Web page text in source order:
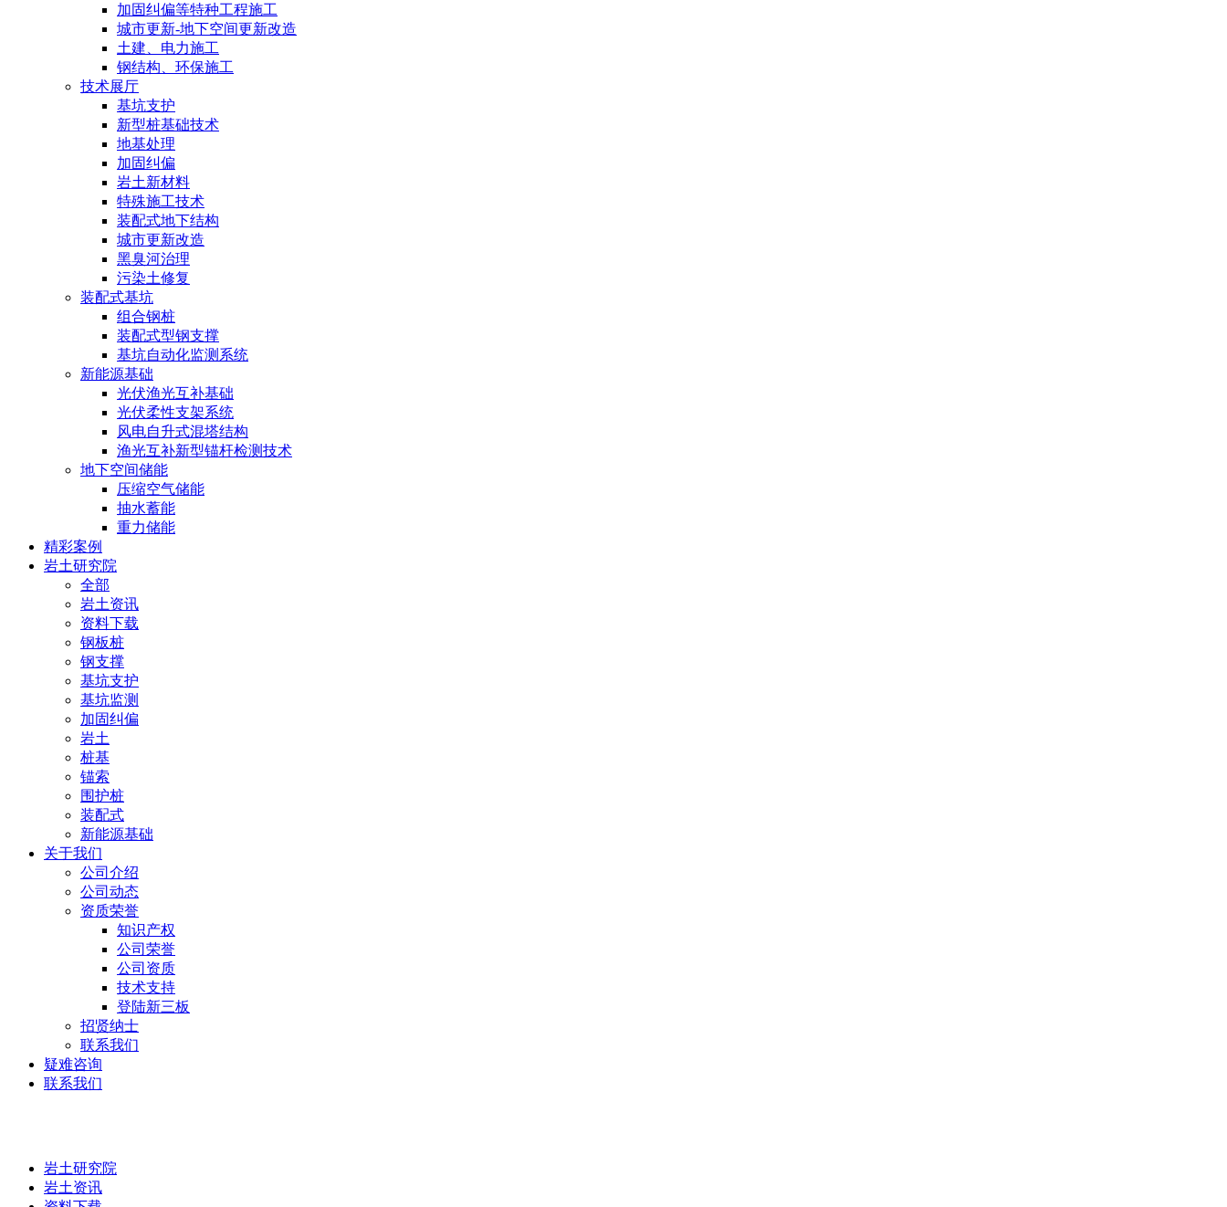
加固纠偏等特种工程施工
城市更新-地下空间更新改造
土建、电力施工
钢结构、环保施工
技术展厅
基坑支护
新型桩基础技术
地基处理
加固纠偏
岩土新材料
特殊施工技术
装配式地下结构
城市更新改造
黑臭河治理
污染土修复
装配式基坑
组合钢桩
装配式型钢支撑
基坑自动化监测系统
新能源基础
光伏渔光互补基础
光伏柔性支架系统
风电自升式混塔结构
渔光互补新型锚杆检测技术
地下空间储能
压缩空气储能
抽水蓄能
重力储能
精彩案例
岩土研究院
全部
岩土资讯
资料下载
钢板桩
钢支撑
基坑支护
基坑监测
加固纠偏
岩土
桩基
锚索
围护桩
装配式
新能源基础
关于我们
公司介绍
公司动态
资质荣誉
知识产权
公司荣誉
公司资质
技术支持
登陆新三板
招贤纳士
联系我们
疑难咨询
联系我们
岩土研究院
岩土资讯